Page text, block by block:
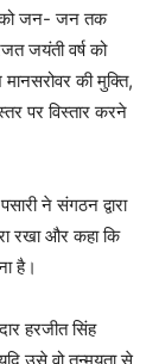
को जन- जन तक
जयंती वर्ष को
की मुक्ति,
पर विस्तार करने
ने संगठन द्वारा
रखा और कहा कि
है।
हरजीत सिंह